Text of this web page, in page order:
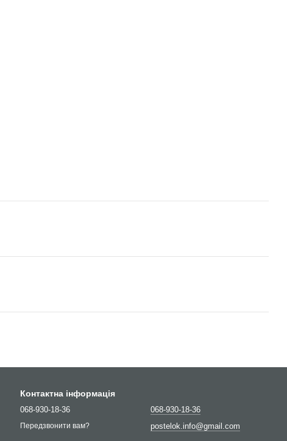
Контактна інформація
068-930-18-36
Передзвонити вам?
068-930-18-36
postelok.info@gmail.com